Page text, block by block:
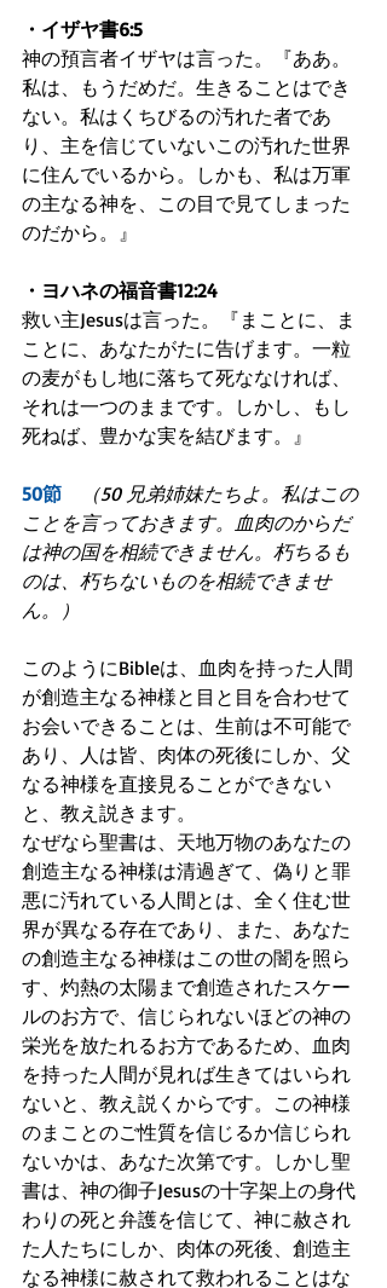
・イザヤ書6:5
神の預言者イザヤは言った。『ああ。
私は、もうだめだ。生きることはでき
ない。私はくちびるの汚れた者であ
り、主を信じていないこの汚れた世界
に住んでいるから。しかも、私は万軍
の主なる神を、この目で見てしまった
のだから。』
・ヨハネの福音書12:24
救い主Jesusは言った。『まことに、ま
ことに、あなたがたに告げます。一粒
の麦がもし地に落ちて死ななければ、
それは一つのままです。しかし、もし
死ねば、豊かな実を結びます。』
50節
（50 兄弟姉妹たちよ。私はこの
ことを言っておきます。血肉のからだ
は神の国を相続できません。朽ちるも
のは、朽ちないものを相続できませ
ん。）
このようにBibleは、血肉を持った人間
が創造主なる神様と目と目を合わせて
お会いできることは、生前は不可能で
あり、人は皆、肉体の死後にしか、父
なる神様を直接見ることができない
と、教え説きます。
なぜなら聖書は、天地万物のあなたの
創造主なる神様は清過ぎて、偽りと罪
悪に汚れている人間とは、全く住む世
界が異なる存在であり、また、あなた
の創造主なる神様はこの世の闇を照ら
す、灼熱の太陽まで創造されたスケー
ルのお方で、信じられないほどの神の
栄光を放たれるお方であるため、血肉
を持った人間が見れば生きてはいられ
ないと、教え説くからです。この神様
のまことのご性質を信じるか信じられ
ないかは、あなた次第です。しかし聖
書は、神の御子Jesusの十字架上の身代
わりの死と弁護を信じて、神に赦され
た人たちにしか、肉体の死後、創造主
なる神様に赦されて救われることはな